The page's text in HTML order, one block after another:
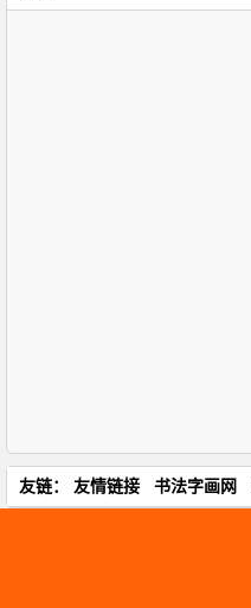
友链： 友情链接 书法字画网